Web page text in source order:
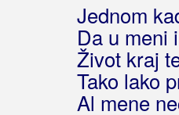
Jednom
Da u meni
Život kraj
Tako lako
Al mene